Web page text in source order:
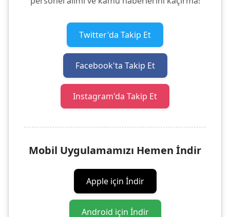
Twitter'da Takip Et
Facebook'ta Takip Et
Instagram'da Takip Et
Mobil Uygulamamızı Hemen İndir
Apple için İndir
Android için İndir